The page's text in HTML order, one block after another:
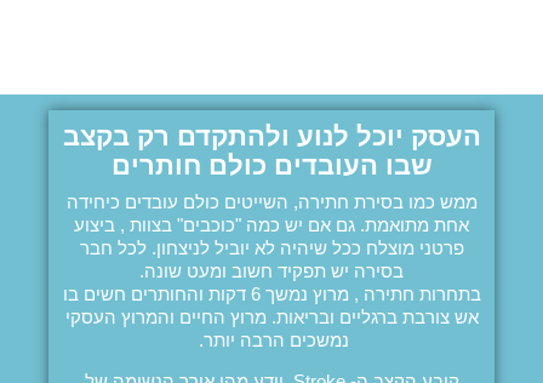
העסק יוכל לנוע ולהתקדם רק בקצב
שבו העובדים כולם חותרים
ממש כמו בסירת חתירה, השייטים כולם עובדים כיחידה
אחת מתואמת. גם אם יש כמה "כוכבים" בצוות , ביצוע
פרטני מוצלח ככל שיהיה לא יוביל לניצחון. לכל חבר
בסירה יש תפקיד חשוב ומעט שונה.
בתחרות חתירה , מרוץ נמשך 6 דקות והחותרים חשים בו
אש צורבת ברגליים ובריאות. מרוץ החיים והמרוץ העסקי
נמשכים הרבה יותר.